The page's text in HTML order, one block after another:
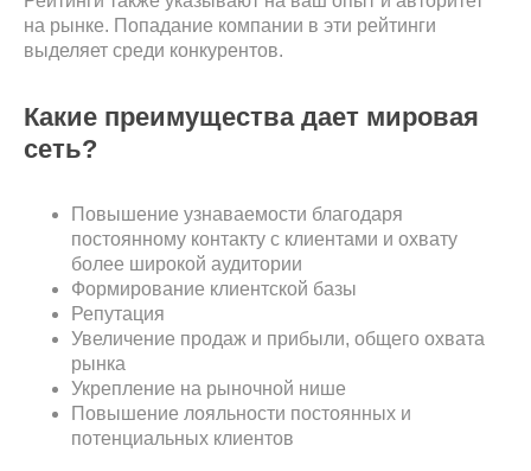
на рынке. Попадание компании в эти рейтинги
выделяет среди конкурентов.
Какие преимущества дает мировая
сеть?
Повышение узнаваемости благодаря
постоянному контакту с клиентами и охвату
более широкой аудитории
Формирование клиентской базы
Репутация
Увеличение продаж и прибыли, общего охвата
рынка
Укрепление на рыночной нише
Повышение лояльности постоянных и
потенциальных клиентов